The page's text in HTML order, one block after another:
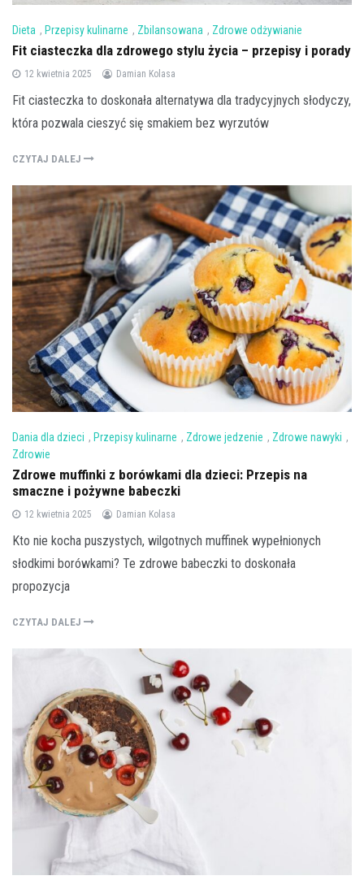
Dieta , Przepisy kulinarne , Zbilansowana , Zdrowe odżywianie
Fit ciasteczka dla zdrowego stylu życia – przepisy i porady
12 kwietnia 2025 Damian Kolasa
Fit ciasteczka to doskonała alternatywa dla tradycyjnych słodyczy,
która pozwala cieszyć się smakiem bez wyrzutów
CZYTAJ DALEJ
Dania dla dzieci , Przepisy kulinarne , Zdrowe jedzenie , Zdrowe nawyki ,
Zdrowie
Zdrowe muffinki z borówkami dla dzieci: Przepis na
smaczne i pożywne babeczki
12 kwietnia 2025 Damian Kolasa
Kto nie kocha puszystych, wilgotnych muffinek wypełnionych
słodkimi borówkami? Te zdrowe babeczki to doskonała
propozycja
CZYTAJ DALEJ